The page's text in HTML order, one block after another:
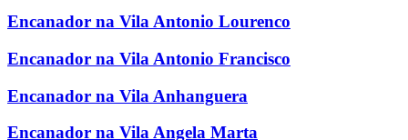
Encanador na Vila Antonio Lourenco
Encanador na Vila Antonio Francisco
Encanador na Vila Anhanguera
Encanador na Vila Angela Marta